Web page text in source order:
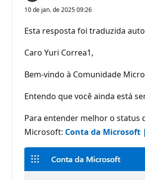
10 de jan. de 2025 09:26
Esta resposta foi traduzida
Caro Yuri Correa1,
Bem-vindo à Comunidade
Entendo que você ainda está
Para entender melhor o status
Microsoft: Conta da Microsoft